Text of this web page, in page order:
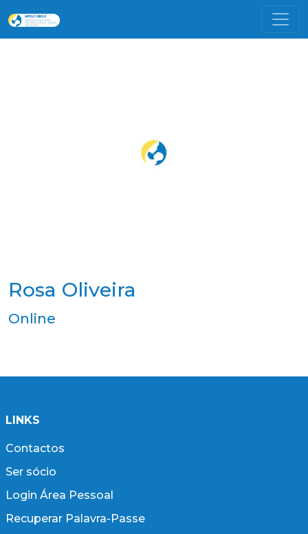
Rosa Oliveira
Online
LINKS
Contactos
Ser sócio
Login Área Pessoal
Recuperar Palavra-Passe